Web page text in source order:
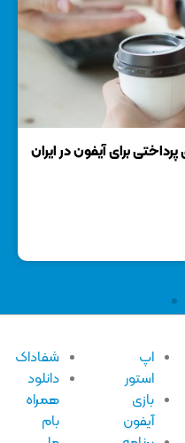
برای آیفون در ایران
اپ
استور
بازی
آیفون
شفاداک
دانلود
همراه